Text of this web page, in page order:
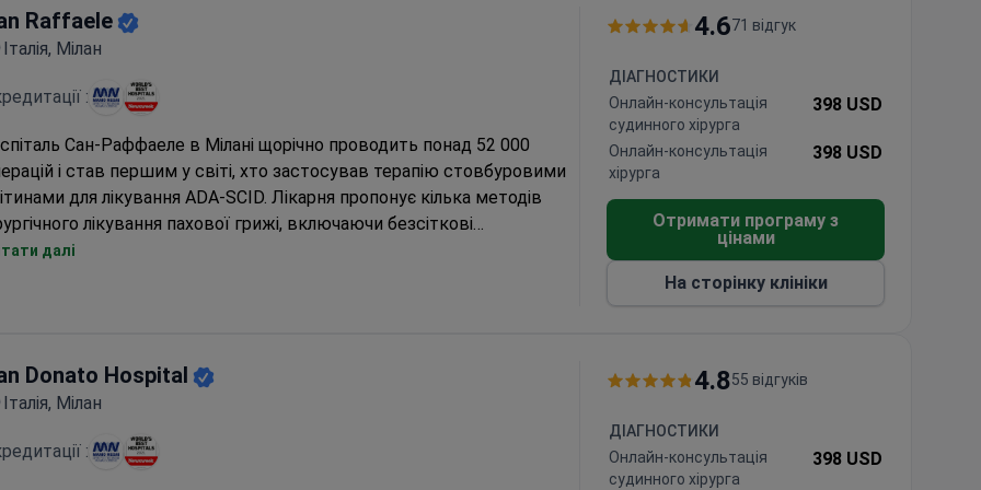
Raffaele
Італія, Мілан
:
Сан-Раффаеле в Мілані щорічно проводить понад 52 000
і став першим у світі, хто застосував терапію стовбуровими
для лікування ADA-SCID. Лікарня пропонує кілька методів
лікування пахової грижі, включаючи безсіткові
методики та лапароскопічні варіанти для молодих
році.
далі
4.671 відгук
ДІАГНОСТИКИ
Онлайн-консультація
судинного хірурга
398 USD
Онлайн-консультація
хірурга
398 USD
Отримати програму з
цінами
На сторінку клініки
Donato Hospital
Італія, Мілан
:
4.855 відгуків
ДІАГНОСТИКИ
Онлайн-консультація
судинного хірурга
398 USD